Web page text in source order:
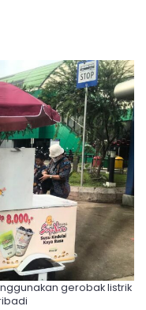
gerobak listrik